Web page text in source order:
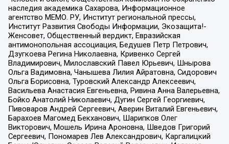
наследия академика Сахарова, Информационное
агентство МЕМО. РУ, Институт региональной прессы,
Институт Развития Свободы Информации, Экозащита!-
Женсовет, Общественный вердикт, Евразийская
антимонопольная ассоциация, Бедушев Петр Петрович,
Дзугкоева Регина Николаевна, Кривенко Сергей
Владимирович, Милославский Павел Юрьевич, Шнырова
Ольга Вадимовна, Чанышева Лилия Айратовна, Сидорович
Ольга Борисовна, Туровский Александр Алексеевич,
Васильева Анастасия Евгеньевна, Ривина Анна Валерьевна,
Бойко Анатолий Николаевич, Дугин Сергей Георгиевич,
Пивоваров Андрей Сергеевич, Аверин Виталий Евгеньевич,
Барахоев Магомед Бекханович, Шарипков Олег
Викторович, Мошель Ирина Ароновна, Шведов Григорий
Сергеевич, Пономарев Лев Александрович, Каргалицкий